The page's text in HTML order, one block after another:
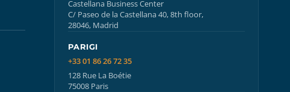
Castellana Business Center
C/ Paseo de la Castellana 40, 8th floor,
28046, Madrid
PARIGI
+33 01 86 26 72 35
128 Rue La Boétie
75008 Paris